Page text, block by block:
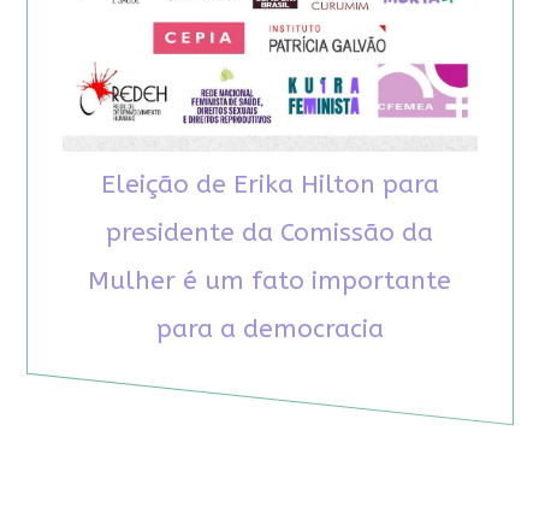
Eleição de Erika Hilton para
presidente da Comissão da
Mulher é um fato importante
para a democracia